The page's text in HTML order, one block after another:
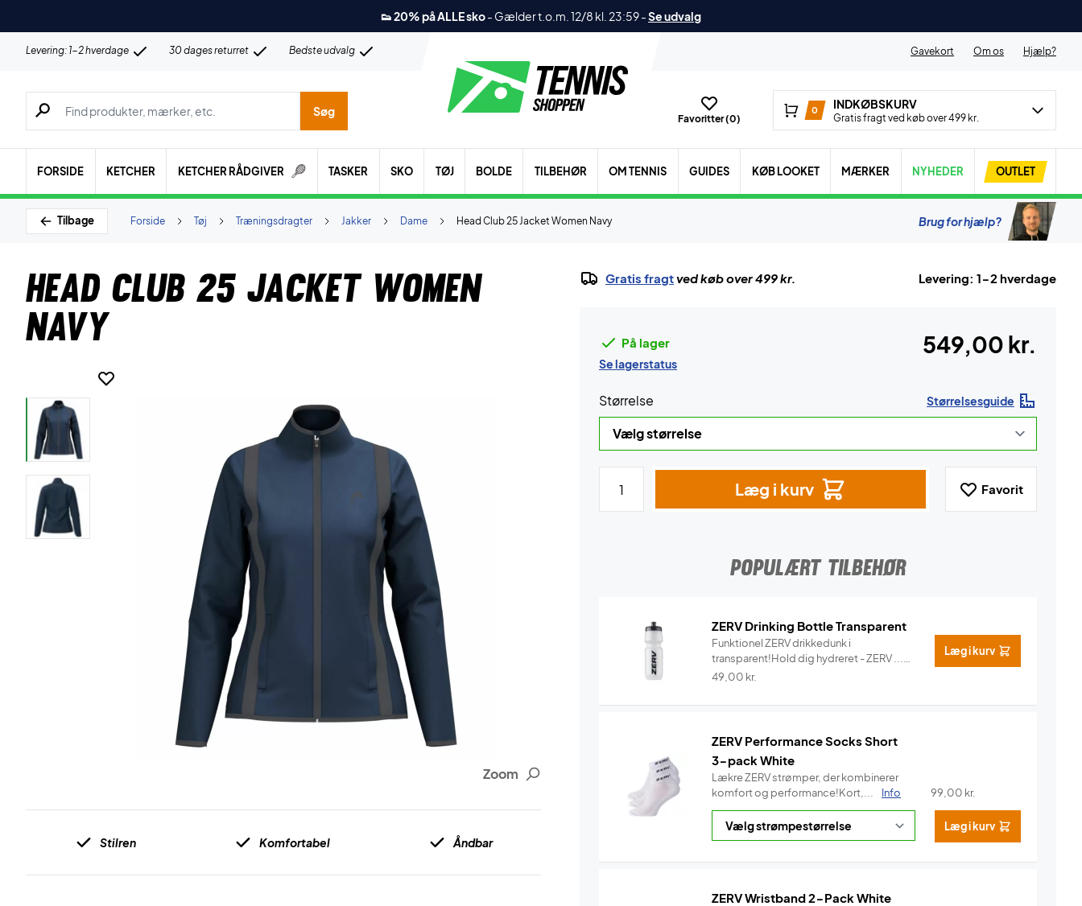
👟 20% på ALLE sko- Gælder t.o.m. 12/8 kl. 23:59-Se udvalg
Levering: 1-2 hverdage 30 dages returret Bedste udvalg Gavekort Om os Hjælp?
Søg efter produkter, mærker etc.
Søg
Favoritter (0)
0 INDKØBSKURV
Gratis fragt ved køb over 499 kr.
FORSIDE KETCHER KETCHER RÅDGIVER TASKER SKO TØJ BOLDE TILBEHØR OM TENNIS GUIDES KØB LOOKET MÆRKER NYHEDER OUTLET
Tilbage Head Club 25 Jacket Women Navy
Dame
Jakker
Træningsdragter
Tøj
Forside Brug for hjælp?
Head Club 25 Jacket Women
Navy
Zoom
Stilren Komfortabel Åndbar
Gratis fragtved køb over 499 kr. Levering: 1-2 hverdage
På lager
Se lagerstatus
549,00 kr.
Størrelse Størrelsesguide
Læg i kurv Favorit
POPULÆRT TILBEHØR
ZERV Drinking Bottle Transparent
Funktionel ZERV drikkedunk i
transparent!Hold dig hydreret - ZERV ...
Info
49,00 kr.
Læg i kurv
ZERV Performance Socks Short
3-pack White
Lækre ZERV strømper, der kombinerer
komfort og performance!Kort,...
Info 99,00 kr.
Læg i kurv
ZERV Wristband 2-Pack White